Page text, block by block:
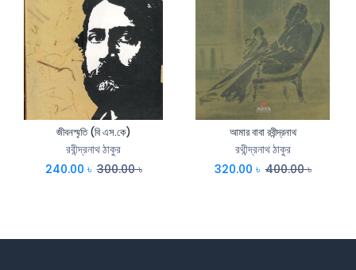
জীবনস্মৃতি (বি এস.কে)
রবীন্দ্রনাথ ঠাকুর
240.00 ৳ 300.00৳
আমার বাবা রবীন্দ্রনাথ
রথীন্দ্রনাথ ঠাকুর
320.00 ৳ 400.00৳